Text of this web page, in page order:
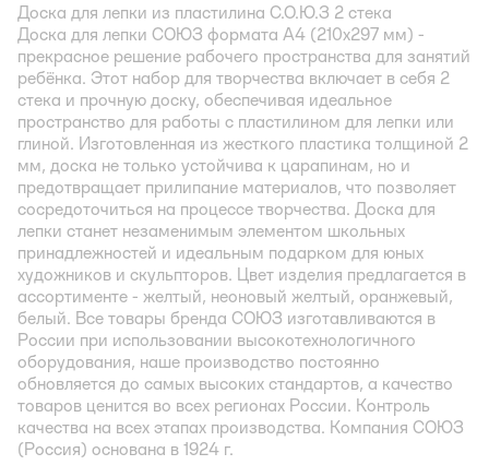
Доска для лепки из пластилина С.О.Ю.З 2 стека
Доска для лепки СОЮЗ формата А4 (210х297 мм) -
прекрасное решение рабочего пространства для занятий
ребёнка. Этот набор для творчества включает в себя 2
стека и прочную доску, обеспечивая идеальное
пространство для работы с пластилином для лепки или
глиной. Изготовленная из жесткого пластика толщиной 2
мм, доска не только устойчива к царапинам, но и
предотвращает прилипание материалов, что позволяет
сосредоточиться на процессе творчества. Доска для
лепки станет незаменимым элементом школьных
принадлежностей и идеальным подарком для юных
художников и скульпторов. Цвет изделия предлагается в
ассортименте - желтый, неоновый желтый, оранжевый,
белый. Все товары бренда СОЮЗ изготавливаются в
России при использовании высокотехнологичного
оборудования, наше производство постоянно
обновляется до самых высоких стандартов, а качество
товаров ценится во всех регионах России. Контроль
качества на всех этапах производства. Компания СОЮЗ
(Россия) основана в 1924 г.